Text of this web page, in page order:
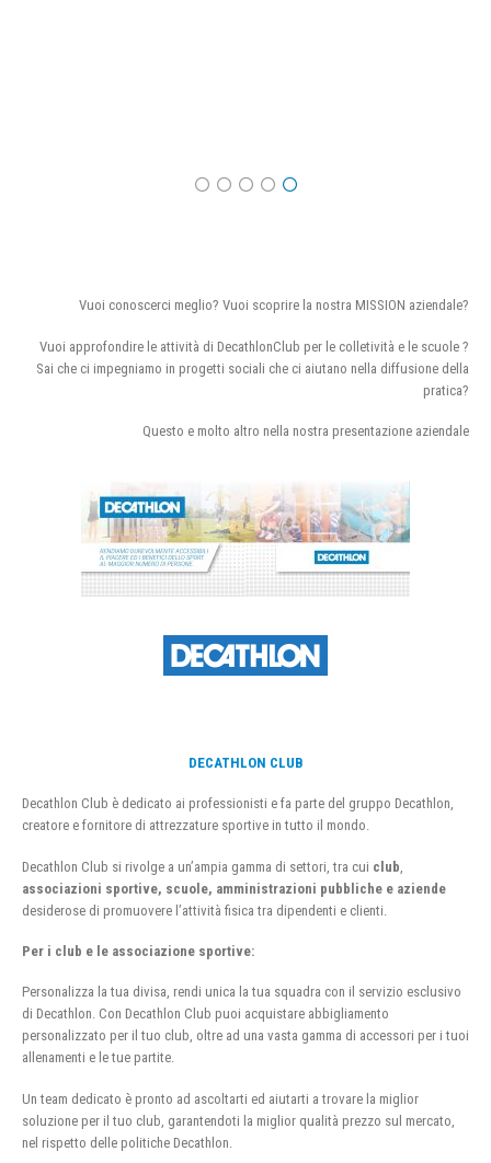
Vuoi conoscerci meglio? Vuoi scoprire la nostra MISSION aziendale?
Vuoi approfondire le attività di DecathlonClub per le colletività e le scuole ?
Sai che ci impegniamo in progetti sociali che ci aiutano nella diffusione della
pratica?
Questo e molto altro nella nostra presentazione aziendale
DECATHLON CLUB
Decathlon Club è dedicato ai professionisti e fa parte del gruppo Decathlon,
creatore e fornitore di attrezzature sportive in tutto il mondo.
Decathlon Club si rivolge a un’ampia gamma di settori, tra cui club
associazioni sportive, scuole, amministrazioni pubbliche e aziende
desiderose di promuovere l’attività fisica tra dipendenti e clienti.
Per i club e le associazione sportive:
Personalizza la tua divisa, rendi unica la tua squadra con il servizio esclusivo
di Decathlon. Con Decathlon Club puoi acquistare abbigliamento
personalizzato per il tuo club, oltre ad una vasta gamma di accessori per i tuoi
allenamenti e le tue partite.
Un team dedicato è pronto ad ascoltarti ed aiutarti a trovare la miglior
soluzione per il tuo club, garantendoti la miglior qualità prezzo sul mercato,
nel rispetto delle politiche Decathlon.